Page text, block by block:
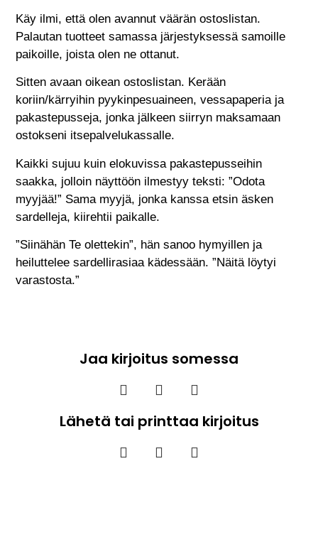
Käy ilmi, että olen avannut väärän ostoslistan.
Palautan tuotteet samassa järjestyksessä samoille
paikoille, joista olen ne ottanut.
Sitten avaan oikean ostoslistan. Kerään
koriin/kärryihin pyykinpesuaineen, vessapaperia ja
pakastepusseja, jonka jälkeen siirryn maksamaan
ostokseni itsepalvelukassalle.
Kaikki sujuu kuin elokuvissa pakastepusseihin
saakka, jolloin näyttöön ilmestyy teksti: ”Odota
myyjää!” Sama myyjä, jonka kanssa etsin äsken
sardelleja, kiirehtii paikalle.
”Siinähän Te olettekin”, hän sanoo hymyillen ja
heiluttelee sardellirasiaa kädessään. ”Näitä löytyi
varastosta.”
Jaa kirjoitus somessa
Lähetä tai printtaa kirjoitus